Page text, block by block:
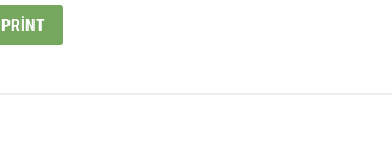
PRINT